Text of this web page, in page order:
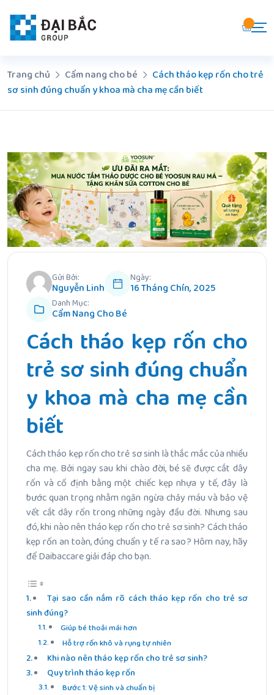
đến
nội
Trang chủ
Cẩm nang cho bé
Cách tháo kẹp rốn cho trẻ
sơ sinh đúng chuẩn y khoa mà cha mẹ cần biết
Gửi Bởi:
Nguyễn Linh
Ngày:
16 Tháng Chín, 2025
Danh Mục:
Cẩm Nang Cho Bé
Cách tháo kẹp rốn cho
trẻ sơ sinh đúng chuẩn
y khoa mà cha mẹ cần
biết
Cách tháo kẹp rốn cho trẻ sơ sinh là thắc mắc của nhiều
cha mẹ. Bởi ngay sau khi chào đời, bé sẽ được cắt dây
rốn và cố định bằng một chiếc kẹp nhựa y tế, đây là
bước quan trọng nhằm ngăn ngừa chảy máu và bảo vệ
vết cắt dây rốn trong những ngày đầu đời. Nhưng sau
đó, khi nào nên tháo kẹp rốn cho trẻ sơ sinh? Cách tháo
kẹp rốn an toàn, đúng chuẩn y tế ra sao? Hôm nay, hãy
để Daibaccare giải đáp cho bạn.
Tại sao cần nắm rõ cách tháo kẹp rốn cho trẻ sơ
sinh đúng?
Giúp bé thoải mái hơn
Hỗ trợ rốn khô và rụng tự nhiên
Khi nào nên tháo kẹp rốn cho trẻ sơ sinh?
Quy trình tháo kẹp rốn
Bước 1: Vệ sinh và chuẩn bị